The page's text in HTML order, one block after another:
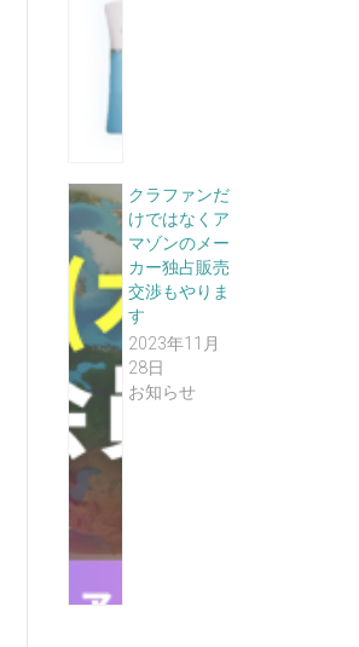
クラファンだ
けではなくア
マゾンのメー
カー独占販売
交渉もやりま
す
2023年11月
28日
お知らせ